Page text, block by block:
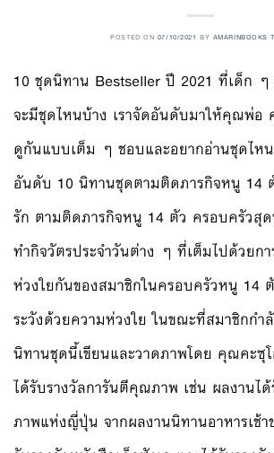
POSTED ON 07/10/2021 BY AMARINBOOKS
10 ชุดนิทาน Bestseller ปี 2021 ที่เด็ก
จะมีชุดไหนบ้าง เราจัดอันดับมาให้คุณพ่
ดูกันแบบเต็ม ๆ ชอบและอยากอ่านชุดไหน
อันดับ 10 นิทานชุดตามติดภารกิจหนู 14
รัก ตามติดภารกิจหนู 14 ตัว ครอบครัวสุด
ทำกิจวัตรประจำวันต่าง ๆ ที่เต็มไปด้วยก
ห่วงใยกันของสมาชิกในครอบครัวหนู 14
ระวังด้วยความห่วงใย ในขณะที่สมาชิกกำ
นิทานชุดนี้เขียนและวาดภาพโดย คุณคะซุ
ได้รับรางวัลการันตีคุณภาพ เช่น ผลงานไ
ภาพแห่งญี่ปุ่น จากผลงานนิทานอาหารเช้